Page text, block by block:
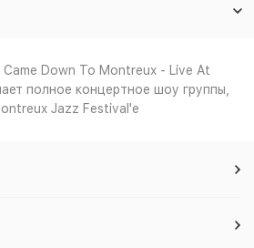
Came Down To Montreux - Live At
полное концертное шоу группы,
Jazz Festival'е